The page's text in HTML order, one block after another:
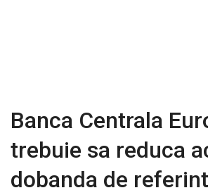
Banca Centrala
trebuie sa reduca
dobanda de